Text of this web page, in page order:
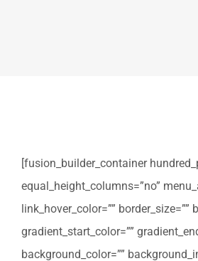
[fusion_builder_container
equal_height_columns=”no”
link_hover_color=””
gradient_start_color=””
background_color=””